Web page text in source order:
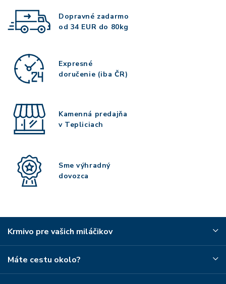
Dopravné zadarmo
od 34 EUR do 80kg
Expresné
doručenie (iba ČR)
Kamenná predajňa
v Tepliciach
Sme výhradný
dovozca
Krmivo pre vašich miláčikov
Máte cestu okolo?